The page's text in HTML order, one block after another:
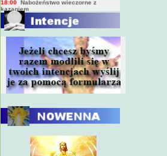
10:00
Niedzielna Msza święta w miarę
możliwości ks. Piotra